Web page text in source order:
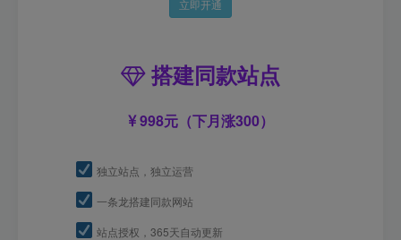
立即开通
搭建同款站点
998元（下月涨300）
独立站点，独立运营
一条龙搭建同款网站
站点授权，365天自动更新